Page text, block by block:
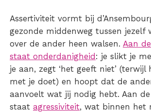
Assertiviteit vormt bij
gezonde middenweg tussen jezelf
over de ander heen walsen. Aan
staat onderdanigheid: je slikt je
je aan, zegt ‘het geeft niet’ (terwijl
met je doet) en hoopt dat de
aanvoelt wat jij nodig hebt. Aan
staat agressiviteit, wat binnen het